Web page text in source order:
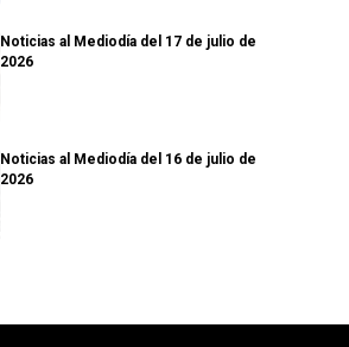
Noticias al Mediodía del 17 de julio de
2026
Noticias al Mediodía del 16 de julio de
2026